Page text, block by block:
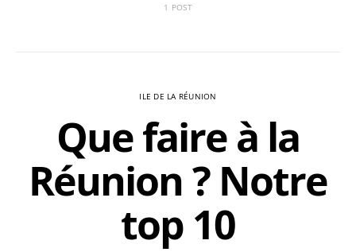
1 POST
ILE DE LA RÉUNION
Que faire à la
Réunion ? Notre
top 10